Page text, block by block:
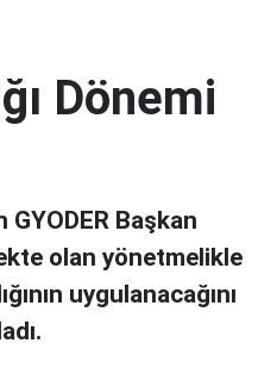
Dönemi
Başkan
olan yönetmelikle
uygulanacağını